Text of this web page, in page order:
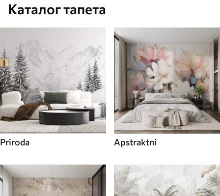
Каталог тапета
Priroda Apstraktni